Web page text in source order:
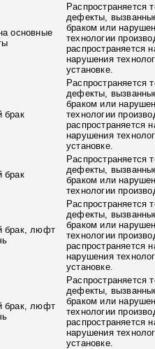
основные
Распространяется
дефекты,
браком или
технологии
распространяется
нарушения
установке.
брак
Распространяется
дефекты,
браком или
технологии
распространяется
нарушения
установке.
брак
Распространяется
дефекты,
браком или
технологии
брак, люфт
Распространяется
дефекты,
браком или
технологии
распространяется
нарушения
установке.
брак, люфт
Распространяется
дефекты,
браком или
технологии
распространяется
нарушения
установке.